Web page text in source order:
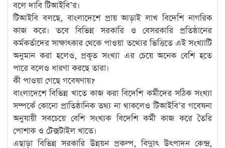
বলে দাবি টিআইবি’র।
টিআইবি বলছে, বাংলাদেশে প্রায় আড়াই লাখ বিদেশি নাগরিক
কাজ করে। তবে বিভিন্ন সরকারি ও বেসরকারি প্রতিষ্ঠানের
কর্মকর্তাদের সাক্ষাৎকার থেকে পাওয়া তথ্যের ভিত্তিতে এই সংখ্যাটি
অনুমান করা হলেও, প্রকৃত সংখ্যা এর চেয়ে অনেক বেশি হতে
পারে বলেও ধারণা করছে তারা।
কী পাওয়া গেছে গবেষণায়?
বাংলাদেশে বিভিন্ন খাতে কাজ করা বিদেশি কর্মীদের সঠিক সংখ্যা
সম্পর্কে কোনো প্রাতিষ্ঠানিক তথ্য না থাকলেও টিআইবি’র গবেষনা
অনুযায়ী সবচেয়ে বেশি সংখ্যক বিদেশি কর্মী কাজ করে তৈরি
পোশাক ও টেক্সটাইল খাতে।
এছাড়া বিভিন্ন সরকারি উন্নয়ন প্রকল্প, বিদ্যুৎ উৎপাদন কেন্দ্র,